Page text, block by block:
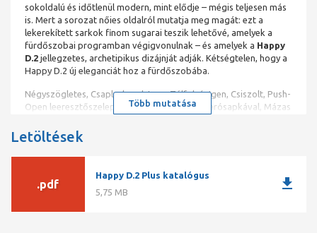
sokoldalú és időtlenül modern, mint elődje – mégis teljesen más
is. Mert a sorozat nőies oldalról mutatja meg magát: ezt a
lekerekített sarkok finom sugarai teszik lehetővé, amelyek a
fürdőszobai programban végigvonulnak – és amelyek a Happy
D.2 jellegzetes, archetipikus dizájnját adják. Kétségtelen, hogy a
Happy D.2 új eleganciát hoz a fürdőszobába.
Négyszögletes, Csaplyukpad: Igen, Túlfolyó: Igen, Csiszolt, Push-
Open leeresztőszeleppel, Kerámia szeleptakarósapkával, Mázas
Több mutatása
Letöltések
.pdf
Happy D.2 Plus katalógus
5,75 MB
download